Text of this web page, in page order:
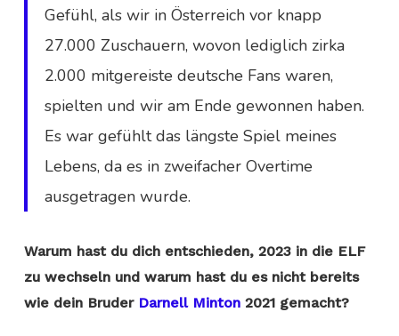
Gefühl, als wir in Österreich vor knapp
27.000 Zuschauern, wovon lediglich zirka
2.000 mitgereiste deutsche Fans waren,
spielten und wir am Ende gewonnen haben.
Es war gefühlt das längste Spiel meines
Lebens, da es in zweifacher Overtime
ausgetragen wurde.
Warum hast du dich entschieden, 2023 in die ELF
zu wechseln und warum hast du es nicht bereits
wie dein Bruder Darnell Minton2021 gemacht?